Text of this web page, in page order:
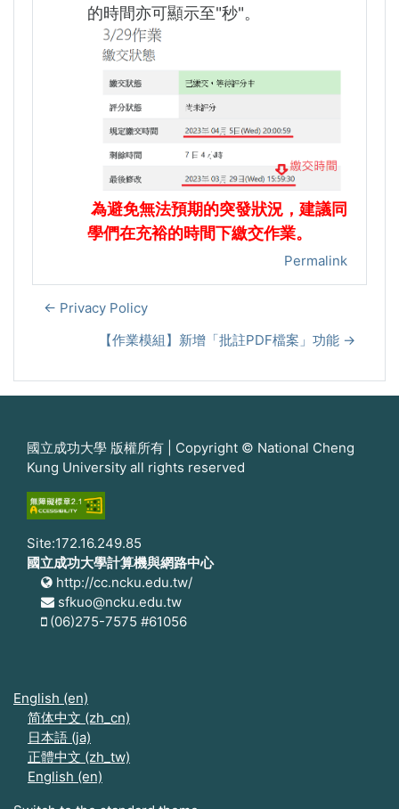
的時間亦可顯示至"秒"。
為避免無法預期的突發狀況，建議同
學們在充裕的時間下繳交作業。
Permalink
← Privacy Policy
【作業模組】新增「批註PDF檔案」功能 →
國立成功大學 版權所有 | Copyright © National Cheng
Kung University all rights reserved
Site:172.16.249.85
國立成功大學計算機與網路中心
http://cc.ncku.edu.tw/
sfkuo@ncku.edu.tw
(06)275-7575 #61056
English ‎(en)‎
简体中文 ‎(zh_cn)‎
日本語 ‎(ja)‎
正體中文 ‎(zh_tw)‎
English ‎(en)‎